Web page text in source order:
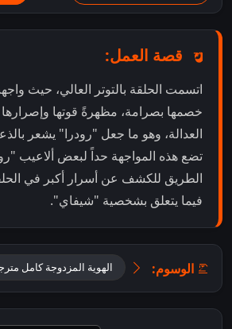
قصة العمل:
اتسمت الحلقة بالتوتر العالي، حيث
خصمها بصرامة، مظهرةً قوتها
العدالة، وهو ما جعل "رودرا" يشعر
تضع هذه المواجهة حداً لبعض ألاعيب
الطريق للكشف عن أسرار أكبر في
فيما يتعلق بشخصية "شيفاي".
الوسوم: الهوية المزدوجة كامل